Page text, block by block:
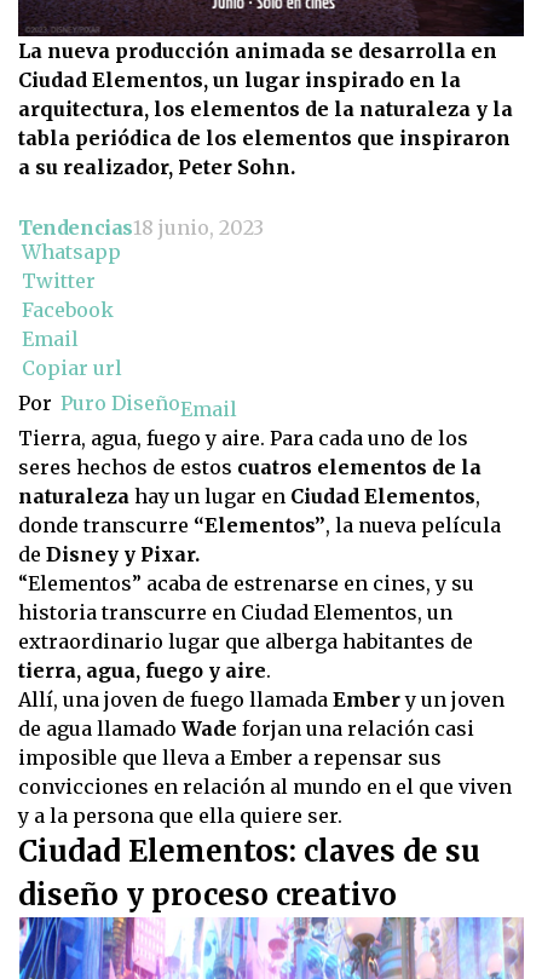
La nueva producción animada se desarrolla en
Ciudad Elementos, un lugar inspirado en la
arquitectura, los elementos de la naturaleza y la
tabla periódica de los elementos que inspiraron
a su realizador, Peter Sohn.
Tendencias18 junio, 2023
Whatsapp
Twitter
Facebook
Email
Copiar url
Por Puro DiseñoEmail
Tierra, agua, fuego y aire. Para cada uno de los
seres hechos de estos cuatros elementos de la
naturaleza hay un lugar en Ciudad Elementos,
donde transcurre “Elementos”, la nueva película
de Disney y Pixar.
“Elementos” acaba de estrenarse en cines, y su
historia transcurre en Ciudad Elementos, un
extraordinario lugar que alberga habitantes de
tierra, agua, fuego y aire.
Allí, una joven de fuego llamada Embery un joven
de agua llamado Wade forjan una relación casi
imposible que lleva a Ember a repensar sus
convicciones en relación al mundo en el que viven
y a la persona que ella quiere ser.
Ciudad Elementos: claves de su
diseño y proceso creativo